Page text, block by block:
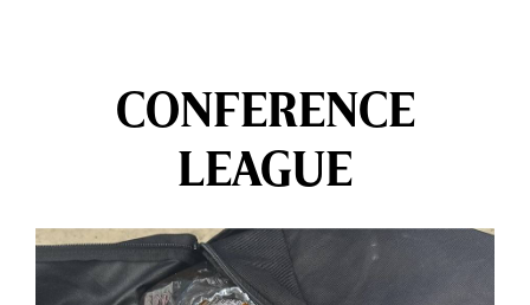
CONFERENCE
LEAGUE